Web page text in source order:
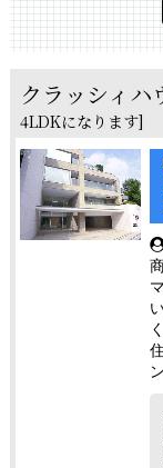
クラッシィハ
4LDKになります]